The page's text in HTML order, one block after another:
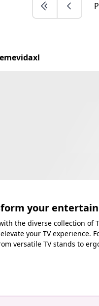
your
the diverse collection of
your TV
versatile TV stands to